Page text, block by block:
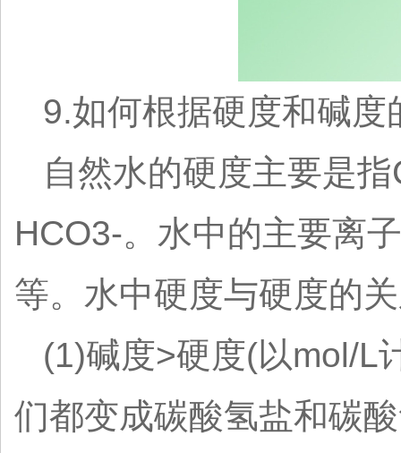
9.如何根据硬度和碱
自然水的硬度主要是
HCO3-。水中的主要离
等。水中硬度与硬度的
(1)碱度>硬度(以mol/L
们都变成碳酸氢盐和碳